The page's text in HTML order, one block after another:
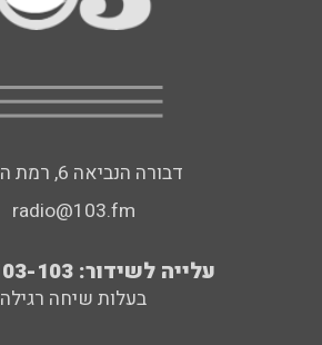
דבורה הנביאה 6, רמת השרון
radio@103.fm
עלייה לשידור: 0552-103-103
בעלות שיחה רגילה